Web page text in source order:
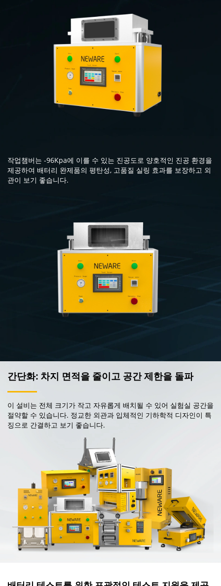
작업챔버는 -96Kpa에 이를 수 있는 진공도로 양호적인 진공 환경을
제공하여 배터리 완제품의 평탄성, 고품질 실링 효과를 보장하고 외
관이 보기 좋습니다.
간단화: 차지 면적을 줄이고 공간 제한을 돌파
이 설비는 전체 크기가 작고 자유롭게 배치될 수 있어 실험실 공간을
절약할 수 있습니다. 정교한 외관과 입체적인 기하학적 디자인이 특
징으로 간결하고 보기 좋습니다.